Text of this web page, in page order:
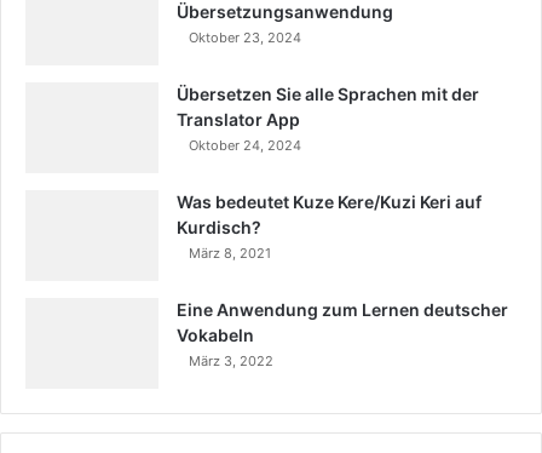
Übersetzungsanwendung
Oktober 23, 2024
Übersetzen Sie alle Sprachen mit der
Translator App
Oktober 24, 2024
Was bedeutet Kuze Kere/Kuzi Keri auf
Kurdisch?
März 8, 2021
Eine Anwendung zum Lernen deutscher
Vokabeln
März 3, 2022